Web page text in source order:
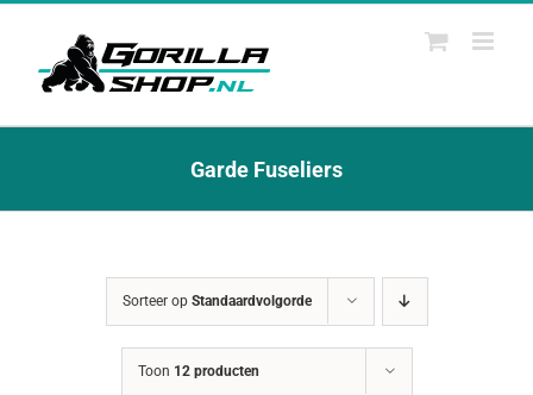
Ga
Garde Fuseliers
Sorteer op Standaardvolgorde
Toon 12 producten